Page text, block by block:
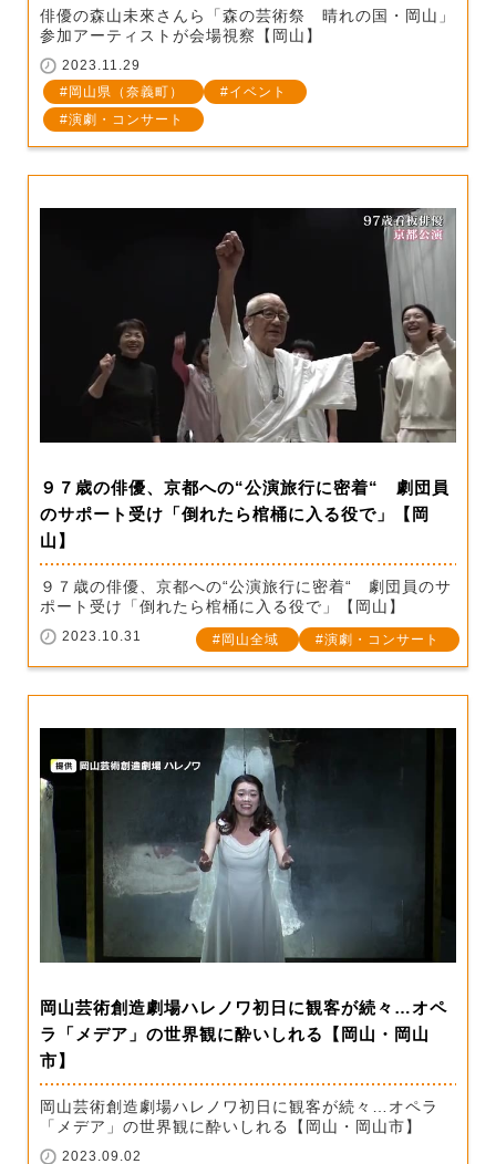
俳優の森山未來さんら「森の芸術祭 晴れの国・岡山」
参加アーティストが会場視察【岡山】
2023.11.29
岡山県（奈義町）
イベント
演劇・コンサート
９７歳の俳優、京都への“公演旅行に密着“ 劇団員
のサポート受け「倒れたら棺桶に入る役で」【岡
山】
９７歳の俳優、京都への“公演旅行に密着“ 劇団員のサ
ポート受け「倒れたら棺桶に入る役で」【岡山】
2023.10.31 岡山全域 演劇・コンサート
岡山芸術創造劇場ハレノワ初日に観客が続々…オペ
ラ「メデア」の世界観に酔いしれる【岡山・岡山
市】
岡山芸術創造劇場ハレノワ初日に観客が続々…オペラ
「メデア」の世界観に酔いしれる【岡山・岡山市】
2023.09.02